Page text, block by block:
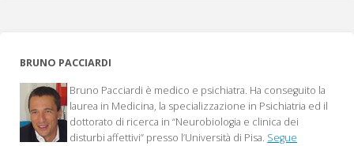
indietro"
BRUNO PACCIARDI
Bruno Pacciardi è medico e psichiatra. Ha conseguito la
laurea in Medicina, la specializzazione in Psichiatria ed il
dottorato di ricerca in “Neurobiologia e clinica dei
disturbi affettivi” presso l’Università di Pisa. Segue